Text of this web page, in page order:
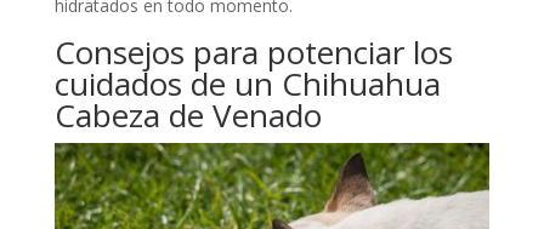
hidratados en todo momento.
Consejos para potenciar los
cuidados de un Chihuahua
Cabeza de Venado